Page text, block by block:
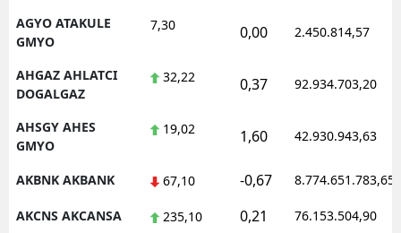
AGYO ATAKULE
GMYO
7,30 0,00 2.450.814,57
AHGAZ AHLATCI
DOGALGAZ
32,22 0,37 92.934.703,20
AHSGY AHES
GMYO
19,02 1,60 42.930.943,63
AKBNK AKBANK 67,10 -0,67 8.774.651.783,65
AKCNS AKCANSA 235,10 0,21 76.153.504,90